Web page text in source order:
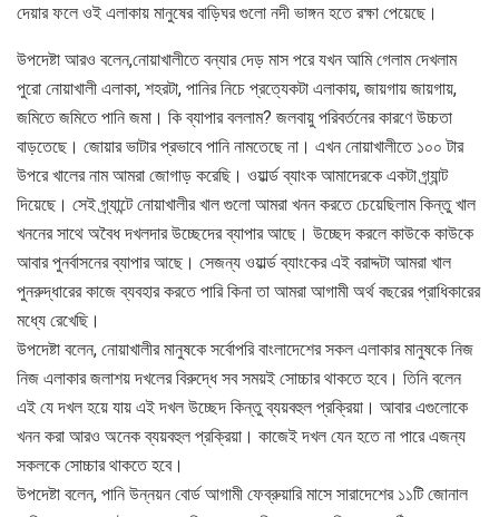
দেয়ার ফলে ওই এলাকায় মানুষের বাড়িঘর গুলো নদী ভাঙ্গন হতে রক্ষা পেয়েছে।
উপদেষ্টা আরও বলেন,নোয়াখালীতে বন্যার দেড় মাস পরে যখন আমি গেলাম দেখলাম
পুরো নোয়াখালী এলাকা, শহরটা, পানির নিচে প্রত্যেকটা এলাকায়, জায়গায় জায়গায়,
জমিতে জমিতে পানি জমা। কি ব্যাপার বললাম? জলবায়ু পরিবর্তনের কারণে উচ্চতা
বাড়তেছে। জোয়ার ভাটার প্রভাবে পানি নামতেছে না। এখন নোয়াখালীতে ১০০ টার
উপরে খালের নাম আমরা জোগাড় করেছি। ওয়ার্ল্ড ব্যাংক আমাদেরকে একটা গ্র্যান্ট
দিয়েছে। সেই গ্র্যান্টে নোয়াখালীর খাল গুলো আমরা খনন করতে চেয়েছিলাম কিন্তু খাল
খননের সাথে অবৈধ দখলদার উচ্ছেদের ব্যাপার আছে। উচ্ছেদ করলে কাউকে কাউকে
আবার পুনর্বাসনের ব্যাপার আছে। সেজন্য ওয়ার্ল্ড ব্যাংকের এই বরাদ্দটা আমরা খাল
পুনরুদ্ধারের কাজে ব্যবহার করতে পারি কিনা তা আমরা আগামী অর্থ বছরের প্রাধিকারের
মধ্যে রেখেছি।
উপদেষ্টা বলেন, নোয়াখালীর মানুষকে সর্বোপরি বাংলাদেশের সকল এলাকার মানুষকে নিজ
নিজ এলাকার জলাশয় দখলের বিরুদ্ধে সব সময়ই সোচ্চার থাকতে হবে। তিনি বলেন
এই যে দখল হয়ে যায় এই দখল উচ্ছেদ কিন্তু ব্যয়বহুল প্রক্রিয়া। আবার এগুলোকে
খনন করা আরও অনেক ব্যয়বহুল প্রক্রিয়া। কাজেই দখল যেন হতে না পারে এজন্য
সকলকে সোচ্চার থাকতে হবে।
উপদেষ্টা বলেন, পানি উন্নয়ন বোর্ড আগামী ফেব্রুয়ারি মাসে সারাদেশের ১১টি জোনাল